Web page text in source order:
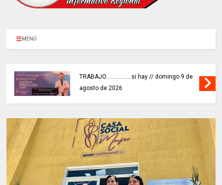
MENÚ
TRABAJO.................si hay // domingo 9 de
agosto de 2026